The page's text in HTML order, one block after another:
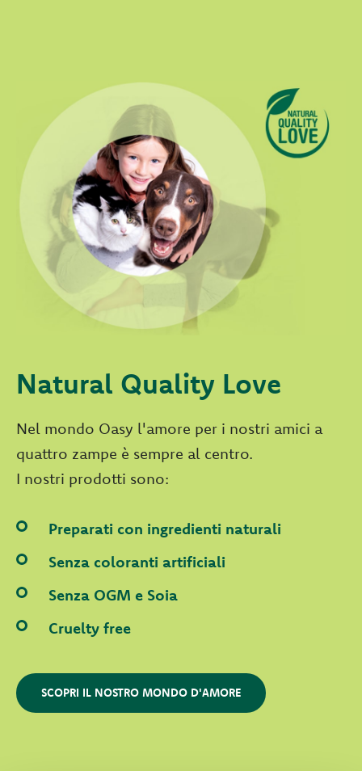
Natural Quality Love
Nel mondo Oasy l'amore per i nostri amici a
quattro zampe è sempre al centro.
I nostri prodotti sono:
Preparati con ingredienti naturali
Senza coloranti artificiali
Senza OGM e Soia
Cruelty free
SCOPRI IL NOSTRO MONDO D'AMORE